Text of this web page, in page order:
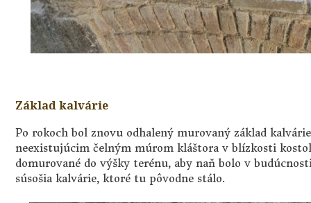
Základ kalvárie
Po rokoch bol znovu odhalený murovaný základ
neexistujúcim čelným múrom kláštora v blízkosti
domurované do výšky terénu, aby naň bolo v
súsošia kalvárie, ktoré tu pôvodne stálo.